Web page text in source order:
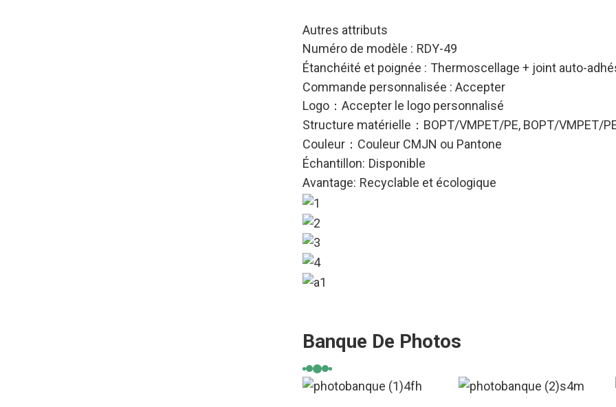
Autres attributs
Numéro de modèle : RDY-49
Étanchéité et poignée : Thermoscellage + joint auto-
Commande personnalisée : Accepter
Logo ： Accepter le logo personnalisé
Structure matérielle ： BOPT/VMPET/PE, BOPT/VMPET/
Couleur ： Couleur CMJN ou Pantone
Échantillon: Disponible
Avantage: Recyclable et écologique
Banque De Photos